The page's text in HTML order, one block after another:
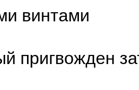
винтами
пригвожден